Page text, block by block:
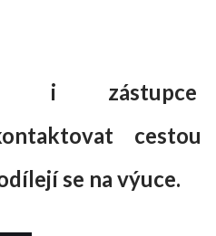
i zástupce
cestou
se na výuce.